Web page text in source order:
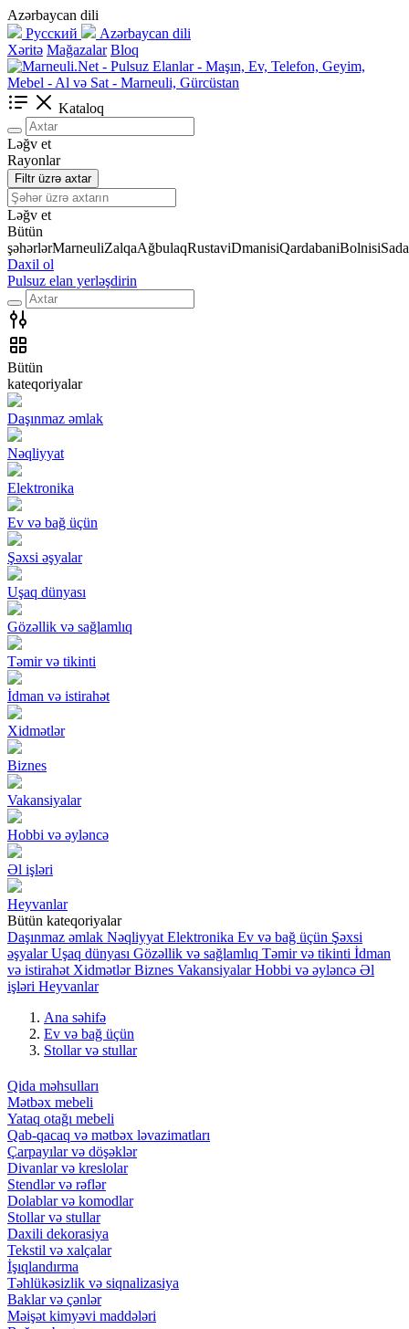
Azərbaycan dili
Русский
Azərbaycan dili
Xəritə Mağazalar Bloq
Kataloq
Ləğv et
Rayonlar
Filtr üzrə axtar
Ləğv et
Bütün
şəhərlərMarneuliZalqaAğbulaqRustaviDmanisiQardabaniBolnisi
Daxil ol
Pulsuz elan yerləşdirin
Bütün
kateqoriyalar
Daşınmaz əmlak
Nəqliyyat
Elektronika
Ev və bağ üçün
Şəxsi əşyalar
Uşaq dünyası
Gözəllik və sağlamlıq
Təmir və tikinti
İdman və istirahət
Xidmətlər
Biznes
Vakansiyalar
Hobbi və əyləncə
Əl işləri
Heyvanlar
Bütün kateqoriyalar
Daşınmaz əmlak Nəqliyyat Elektronika Ev və bağ üçün Şəxsi
əşyalar Uşaq dünyası Gözəllik və sağlamlıq Təmir və tikinti İdman
və istirahət Xidmətlər Biznes Vakansiyalar Hobbi və əyləncə Əl
işləri Heyvanlar
Ana səhifə
Ev və bağ üçün
Stollar və stullar
Qida məhsulları
Mətbəx mebeli
Yataq otağı mebeli
Qab-qacaq və mətbəx ləvazimatları
Çarpayılar və döşəklər
Divanlar və kreslolar
Stendlər və rəflər
Dolablar və komodlar
Stollar və stullar
Daxili dekorasiya
Tekstil və xalçalar
İşıqlandırma
Təhlükəsizlik və siqnalizasiya
Baklar və çənlər
Məişət kimyəvi maddələri